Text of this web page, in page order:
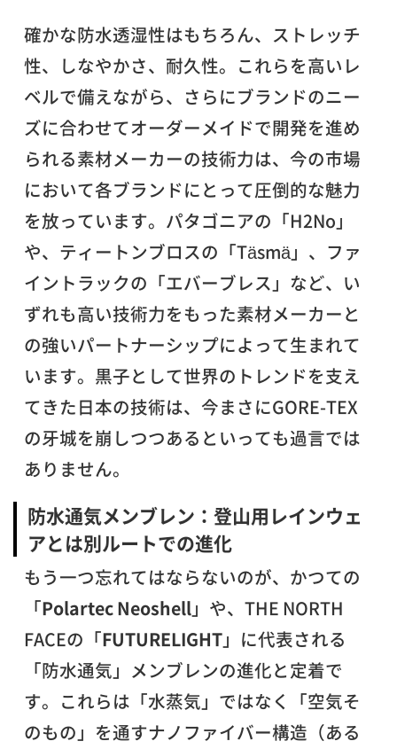
確かな防水透湿性はもちろん、ストレッチ
性、しなやかさ、耐久性。これらを高いレ
ベルで備えながら、さらにブランドのニー
ズに合わせてオーダーメイドで開発を進め
られる素材メーカーの技術力は、今の市場
において各ブランドにとって圧倒的な魅力
を放っています。パタゴニアの「H2No」
や、ティートンブロスの「Täsmä」、ファ
イントラックの「エバーブレス」など、い
ずれも高い技術力をもった素材メーカーと
の強いパートナーシップによって生まれて
います。黒子として世界のトレンドを支え
てきた日本の技術は、今まさにGORE-TEX
の牙城を崩しつつあるといっても過言では
ありません。
防水通気メンブレン：登山用レインウェ
アとは別ルートでの進化
もう一つ忘れてはならないのが、かつての
「Polartec Neoshell」や、THE NORTH
FACEの「FUTURELIGHT」に代表される
「防水通気」メンブレンの進化と定着で
す。これらは「水蒸気」ではなく「空気そ
のもの」を通すナノファイバー構造（ある